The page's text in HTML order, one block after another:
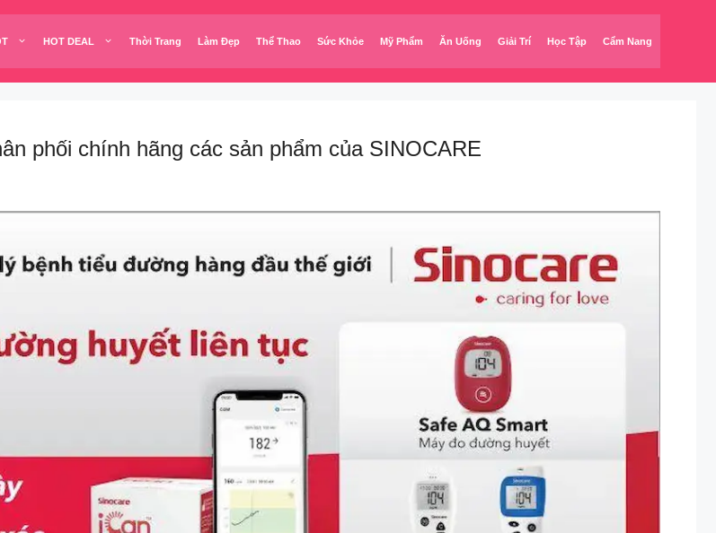
HOT DEAL Thời Trang Làm Đẹp Thể Thao Sức Khỏe Mỹ Phẩm Ăn Uống Giải Trí Học Tập Cẩm Nang
phối chính hãng các sản phẩm của SINOCARE